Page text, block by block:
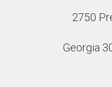
2750
Georgia